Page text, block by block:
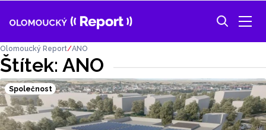
Štítek: ANO
Olomoucký Report ANO
Společnost